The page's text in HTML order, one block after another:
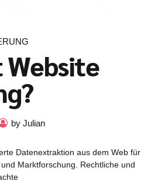
Website
by Julian
Datenextraktion aus dem Web für
Marktforschung. Rechtliche und